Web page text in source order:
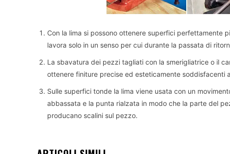
Con la lima si possono ottenere superfici perfettamente
lavora solo in un senso per cui durante la passata di
La sbavatura dei pezzi tagliati con la smerigliatrice o il
ottenere finiture precise ed esteticamente soddisfacenti
Sulle superfici tonde la lima viene usata con un
abbassata e la punta rialzata in modo che la parte del
producano scalini sul pezzo.